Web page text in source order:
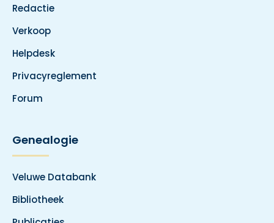
Redactie
Verkoop
Helpdesk
Privacyreglement
Forum
Genealogie
Veluwe Databank
Bibliotheek